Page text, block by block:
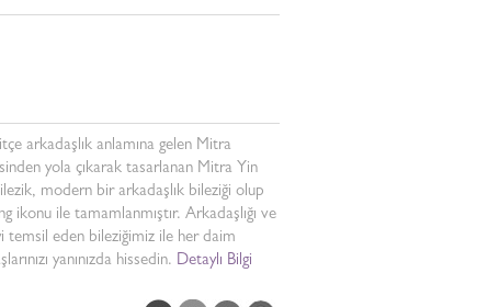
arkadaşlık anlamına gelen Mitra
yola çıkarak tasarlanan Mitra Yin
modern bir arkadaşlık bileziği olup
ikonu ile tamamlanmıştır. Arkadaşlığı ve
temsil eden bileziğimiz ile her daim
yanınızda hissedin. Detaylı Bilgi